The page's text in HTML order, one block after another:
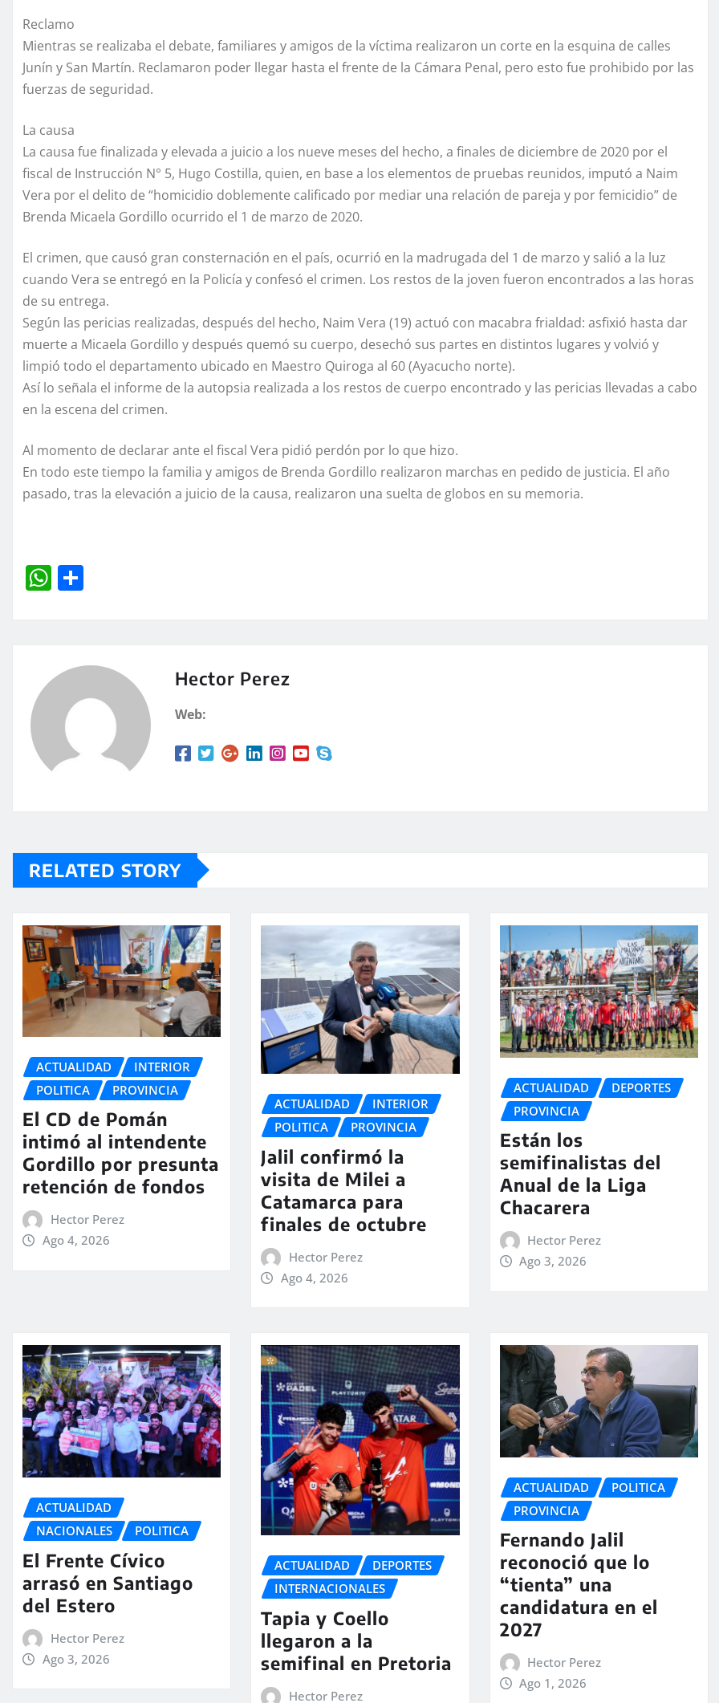
Reclamo
Mientras se realizaba el debate, familiares y amigos de la víctima realizaron un corte en la esquina de calles
Junín y San Martín. Reclamaron poder llegar hasta el frente de la Cámara Penal, pero esto fue prohibido por las
fuerzas de seguridad.
La causa
La causa fue finalizada y elevada a juicio a los nueve meses del hecho, a finales de diciembre de 2020 por el
fiscal de Instrucción N° 5, Hugo Costilla, quien, en base a los elementos de pruebas reunidos, imputó a Naim
Vera por el delito de “homicidio doblemente calificado por mediar una relación de pareja y por femicidio” de
Brenda Micaela Gordillo ocurrido el 1 de marzo de 2020.
El crimen, que causó gran consternación en el país, ocurrió en la madrugada del 1 de marzo y salió a la luz
cuando Vera se entregó en la Policía y confesó el crimen. Los restos de la joven fueron encontrados a las horas
de su entrega.
Según las pericias realizadas, después del hecho, Naim Vera (19) actuó con macabra frialdad: asfixió hasta dar
muerte a Micaela Gordillo y después quemó su cuerpo, desechó sus partes en distintos lugares y volvió y
limpió todo el departamento ubicado en Maestro Quiroga al 60 (Ayacucho norte).
Así lo señala el informe de la autopsia realizada a los restos de cuerpo encontrado y las pericias llevadas a cabo
en la escena del crimen.
Al momento de declarar ante el fiscal Vera pidió perdón por lo que hizo.
En todo este tiempo la familia y amigos de Brenda Gordillo realizaron marchas en pedido de justicia. El año
pasado, tras la elevación a juicio de la causa, realizaron una suelta de globos en su memoria.
W
A
p
rt
Hector Perez
Web:
RELATED STORY
ACTUALIDAD
INTERIOR
POLITICA
PROVINCIA
El CD de Pomán
intimó al intendente
Gordillo por presunta
retención de fondos
Hector Perez
Ago 4, 2026
ACTUALIDAD
INTERIOR
POLITICA
PROVINCIA
Jalil confirmó la
visita de Milei a
Catamarca para
finales de octubre
Hector Perez
Ago 4, 2026
ACTUALIDAD
DEPORTES
PROVINCIA
Están los
semifinalistas del
Anual de la Liga
Chacarera
Hector Perez
Ago 3, 2026
ACTUALIDAD
NACIONALES
POLITICA
El Frente Cívico
arrasó en Santiago
del Estero
Hector Perez
Ago 3, 2026
ACTUALIDAD
DEPORTES
INTERNACIONALES
Tapia y Coello
llegaron a la
semifinal en Pretoria
Hector Perez
ACTUALIDAD
POLITICA
PROVINCIA
Fernando Jalil
reconoció que lo
“tienta” una
candidatura en el
2027
Hector Perez
Ago 1, 2026